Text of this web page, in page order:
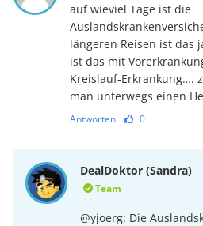
auf wieviel Tage ist die
längeren Reisen ist das
ist das mit
Kreislauf-Erkrankung….
man unterwegs einen
Antworten 0
DealDoktor (Sandra)
Team
@yjoerg: Die